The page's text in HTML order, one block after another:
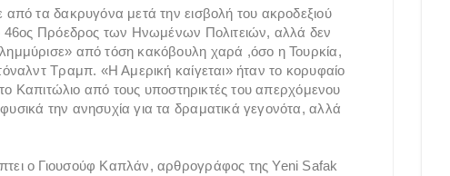
τα δακρυγόνα μετά την εισβολή του ακροδεξιού
46ος Πρόεδρος των Ηνωμένων Πολιτειών, αλλά δεν
από τόση κακόβουλη χαρά ,όσο η Τουρκία,
Τραμπ. «Η Αμερική καίγεται» ήταν το κορυφαίο
Καπιτώλιο από τους υποστηρικτές του απερχόμενου
την ανησυχία για τα δραματικά γεγονότα, αλλά
ο Γιουσούφ Καπλάν, αρθρογράφος της Yeni Safak